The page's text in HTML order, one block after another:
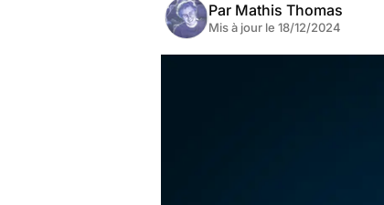
Par Mathis Thomas
Mis à jour le 18/12/2024